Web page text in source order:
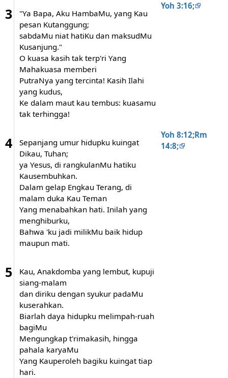
3
"Ya Bapa, Aku HambaMu, yang Kau
pesan Kutanggung;
sabdaMu niat hatiKu dan maksudMu
Kusanjung."
O kuasa kasih tak terp'ri Yang
Mahakuasa memberi
PutraNya yang tercinta! Kasih Ilahi
yang kudus,
Ke dalam maut kau tembus: kuasamu
tak terhingga!
Yoh 3:16;
4
Sepanjang umur hidupku kuingat
Dikau, Tuhan;
ya Yesus, di rangkulanMu hatiku
Kausembuhkan.
Dalam gelap Engkau Terang, di
malam duka Kau Teman
Yang menabahkan hati. Inilah yang
menghiburku,
Bahwa 'ku jadi milikMu baik hidup
maupun mati.
Yoh 8:12;Rm
14:8;
5
Kau, Anakdomba yang lembut, kupuji
siang-malam
dan diriku dengan syukur padaMu
kuserahkan.
Biarlah daya hidupku melimpah-ruah
bagiMu
Mengungkap t'rimakasih, hingga
pahala karyaMu
Yang Kauperoleh bagiku kuingat tiap
hari.